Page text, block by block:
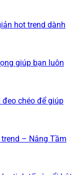
hot trend dành
giúp bạn luôn
chéo để giúp
– Nâng Tầm